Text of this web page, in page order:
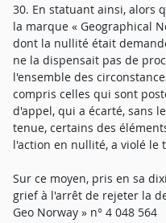
30. En statuant ainsi, alors
la marque « Geographical
dont la nullité était
ne la dispensait pas de
l'ensemble des
compris celles qui sont
d'appel, qui a écarté, sans
tenue, certains des
l'action en nullité, a violé le
Sur ce moyen, pris en sa
grief à l'arrêt de rejeter la
Geo Norway » n° 4 048 564